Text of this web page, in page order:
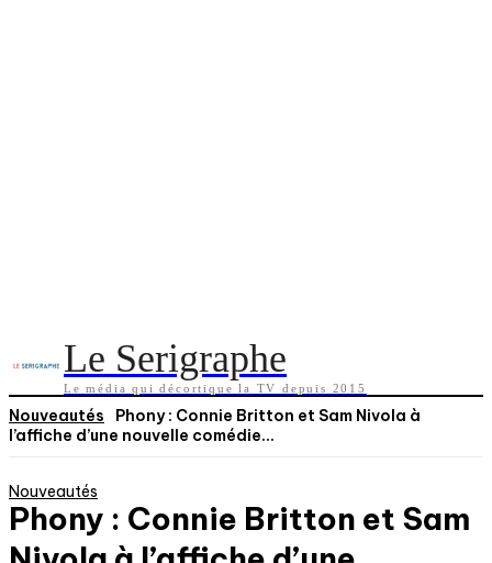
Le Serigraphe
Le média qui décortique la TV depuis 2015
Nouveautés
Phony : Connie Britton et Sam Nivola à
l’affiche d’une nouvelle comédie...
Nouveautés
Phony : Connie Britton et Sam